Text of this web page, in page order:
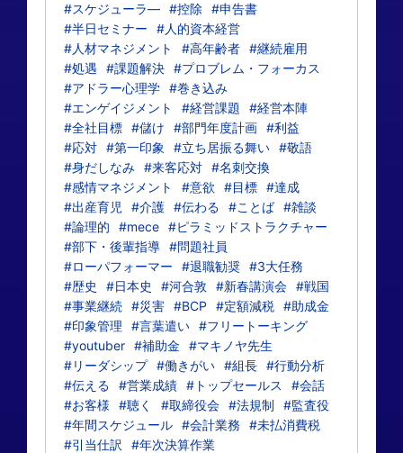
#スケジューラ― #控除
#申告書
#半日セミナー
#人的資本経営
#人材マネジメント
#高年齢者 #継続雇用
#処遇
#課題解決 #プロブレム・フォーカス
#アドラー心理学 #巻き込み
#エンゲイジメント
#経営課題
#経営本陣
#全社目標 #儲け #部門年度計画 #利益
#応対 #第一印象 #立ち居振る舞い #敬語
#身だしなみ #来客応対 #名刺交換
#感情マネジメント
#意欲 #目標 #達成
#出産育児
#介護 #伝わる #ことば #雑談
#論理的
#mece #ピラミッドストラクチャー
#部下・後輩指導 #問題社員
#ローパフォーマー
#退職勧奨 #3大任務
#歴史
#日本史 #河合敦 #新春講演会 #戦国
#事業継続 #災害 #BCP #定額減税 #助成金
#印象管理
#言葉遣い #フリートーキング
#youtuber #補助金
#マキノヤ先生
#リーダシップ #働きがい #組長 #行動分析
#伝える
#営業成績 #トップセールス
#会話
#お客様
#聴く #取締役会 #法規制
#監査役
#年間スケジュール #会計業務
#未払消費税
#引当仕訳
#年次決算作業